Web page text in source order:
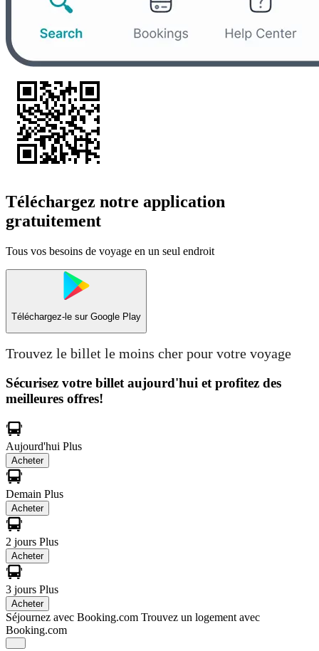
Téléchargez notre application
gratuitement
Tous vos besoins de voyage en un seul endroit
Téléchargez-le sur Google Play
Trouvez le billet le moins cher pour votre voyage
Sécurisez votre billet aujourd'hui et profitez des
meilleures offres!
Aujourd'hui Plus
Acheter
Demain Plus
Acheter
2 jours Plus
Acheter
3 jours Plus
Acheter
Séjournez avec Booking.com Trouvez un logement avec
Booking.com